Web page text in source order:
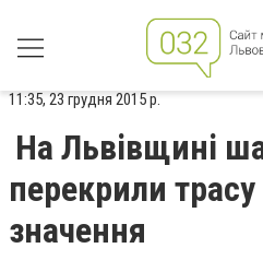
11:35, 23 грудня 2015 р.
На Львівщині
перекрили
значення